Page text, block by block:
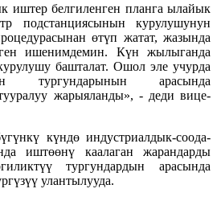
иштер белгиленген планга ылайык
подстанциясынын курулушунун
өтүп жатат, жазында
ишенимдемин. Күн жылыганда
башталат. Ошол эле учурда
тургундарынын арасында
жарыяланды», - деди вице-
күндө индустриалдык-соода-
иштөөнү каалаган жарандарды
тургундардын арасында
улантылууда.